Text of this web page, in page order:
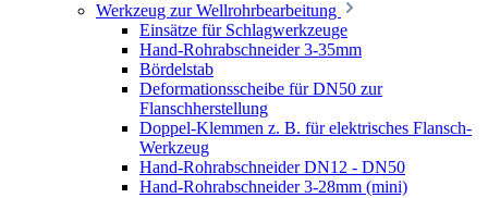
Werkzeug zur Wellrohrbearbeitung
Einsätze für Schlagwerkzeuge
Hand-Rohrabschneider 3-35mm
Bördelstab
Deformationsscheibe für DN50 zur
Flanschherstellung
Doppel-Klemmen z. B. für elektrisches Flansch-
Werkzeug
Hand-Rohrabschneider DN12 - DN50
Hand-Rohrabschneider 3-28mm (mini)